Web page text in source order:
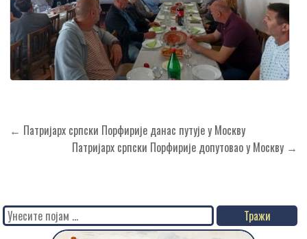
Кретање
чланка
← Патријарх српски Порфирије данас путује у Москву
Патријарх српски Порфирије допутовао у Москву →
Search
for: